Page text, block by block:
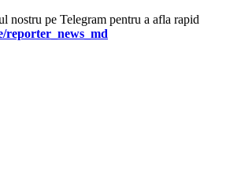
nostru pe Telegram pentru a afla rapid
reporter_news_md